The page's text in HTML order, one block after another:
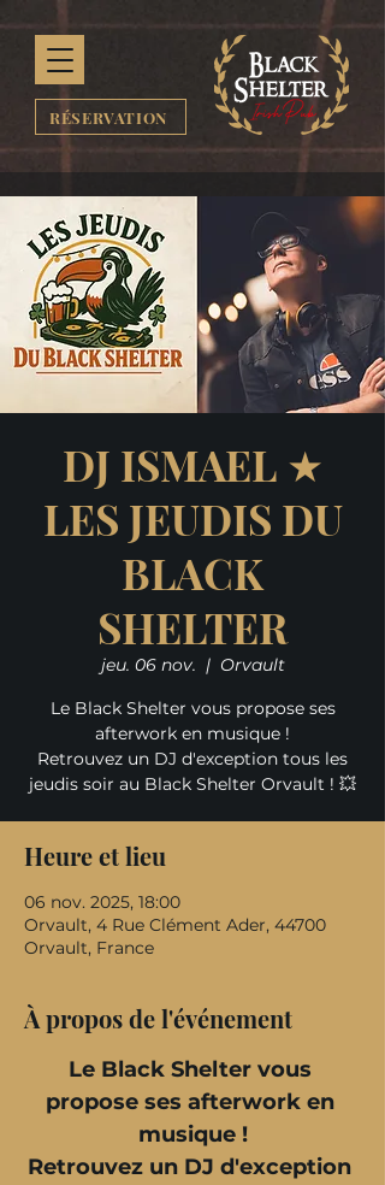
RÉSERVATION
DJ ISMAEL ★
LES JEUDIS DU
BLACK
SHELTER
jeu. 06 nov.
  |
Orvault
Le Black Shelter vous propose ses
afterwork en musique !
Retrouvez un DJ d'exception tous les
jeudis soir au Black Shelter Orvault ! 💥
Heure et lieu
06 nov. 2025, 18:00
Orvault, 4 Rue Clément Ader, 44700
Orvault, France
À propos de l'événement
Le Black Shelter vous
propose ses afterwork en
musique !
Retrouvez un DJ d'exception